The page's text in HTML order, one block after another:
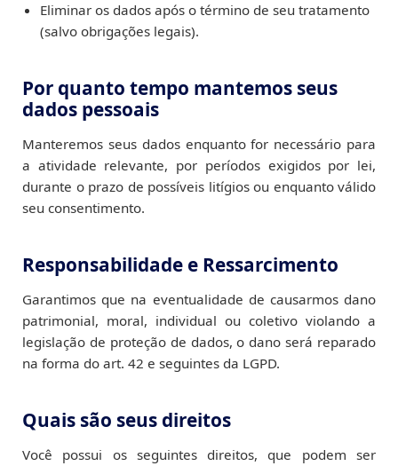
Eliminar os dados após o término de seu tratamento
(salvo obrigações legais).
Por quanto tempo mantemos seus
dados pessoais
Manteremos seus dados enquanto for necessário para
a atividade relevante, por períodos exigidos por lei,
durante o prazo de possíveis litígios ou enquanto válido
seu consentimento.
Responsabilidade e Ressarcimento
Garantimos que na eventualidade de causarmos dano
patrimonial, moral, individual ou coletivo violando a
legislação de proteção de dados, o dano será reparado
na forma do art. 42 e seguintes da LGPD.
Quais são seus direitos
Você possui os seguintes direitos, que podem ser